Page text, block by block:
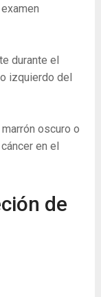
durante el
izquierdo del
oscuro o
en el
de